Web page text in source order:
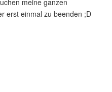
meine ganzen
erst einmal zu beenden ;D